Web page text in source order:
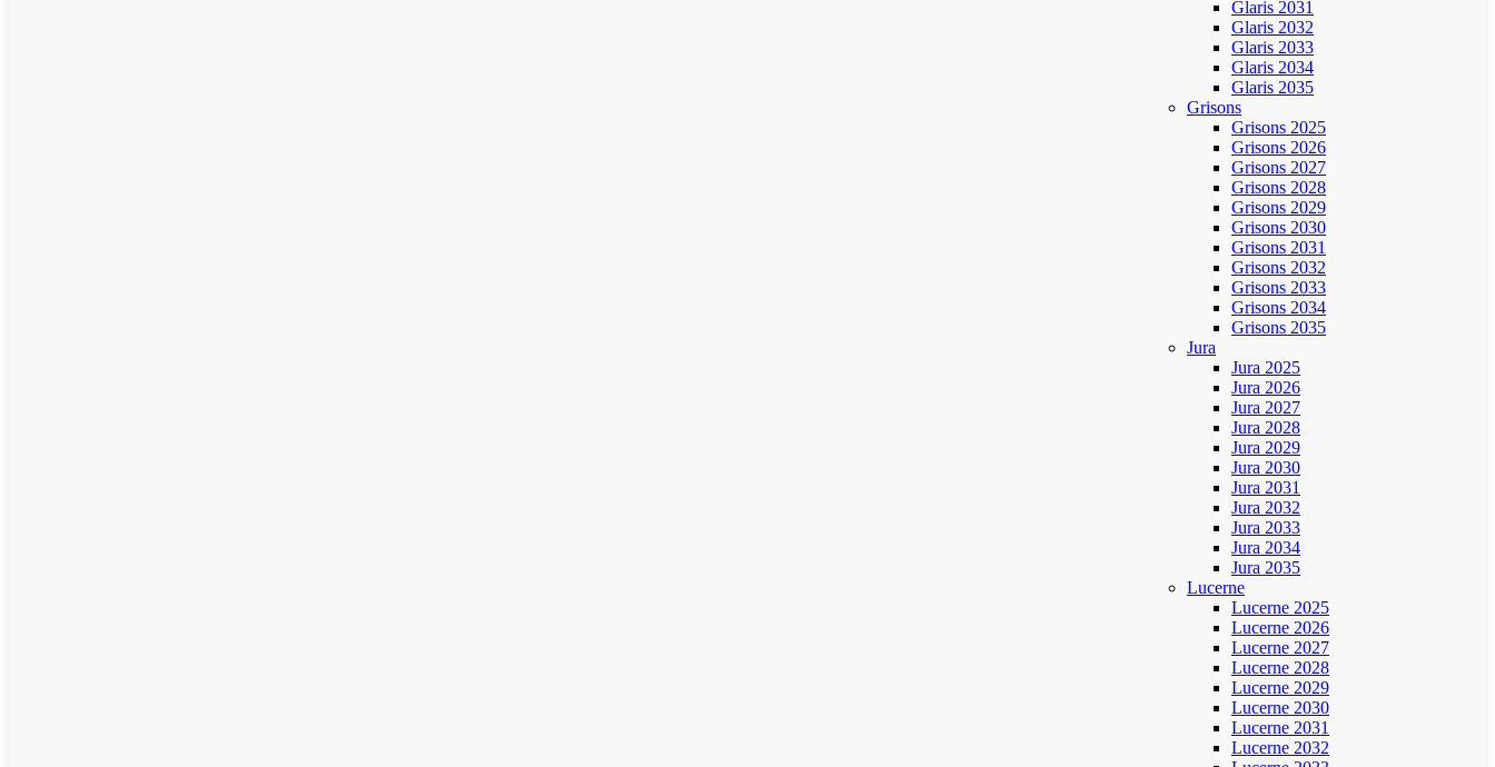
Glaris 2031
Glaris 2032
Glaris 2033
Glaris 2034
Glaris 2035
Grisons
Grisons 2025
Grisons 2026
Grisons 2027
Grisons 2028
Grisons 2029
Grisons 2030
Grisons 2031
Grisons 2032
Grisons 2033
Grisons 2034
Grisons 2035
Jura
Jura 2025
Jura 2026
Jura 2027
Jura 2028
Jura 2029
Jura 2030
Jura 2031
Jura 2032
Jura 2033
Jura 2034
Jura 2035
Lucerne
Lucerne 2025
Lucerne 2026
Lucerne 2027
Lucerne 2028
Lucerne 2029
Lucerne 2030
Lucerne 2031
Lucerne 2032